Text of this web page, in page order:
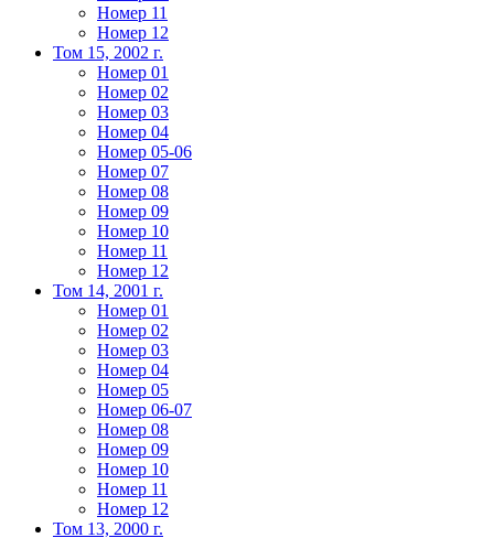
Номер 11
Номер 12
Том 15, 2002 г.
Номер 01
Номер 02
Номер 03
Номер 04
Номер 05-06
Номер 07
Номер 08
Номер 09
Номер 10
Номер 11
Номер 12
Том 14, 2001 г.
Номер 01
Номер 02
Номер 03
Номер 04
Номер 05
Номер 06-07
Номер 08
Номер 09
Номер 10
Номер 11
Номер 12
Том 13, 2000 г.